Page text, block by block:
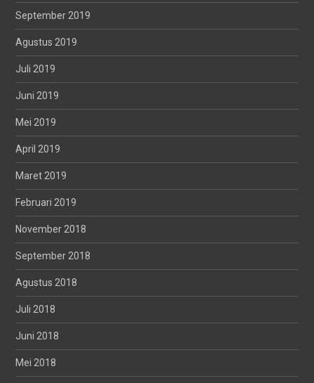
September 2019
Agustus 2019
Juli 2019
Juni 2019
Mei 2019
April 2019
Maret 2019
Februari 2019
November 2018
September 2018
Agustus 2018
Juli 2018
Juni 2018
Mei 2018